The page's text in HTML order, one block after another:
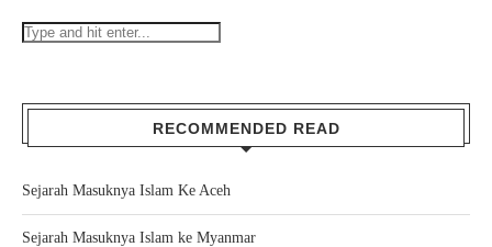
RECOMMENDED READ
Sejarah Masuknya Islam Ke Aceh
Sejarah Masuknya Islam ke Myanmar